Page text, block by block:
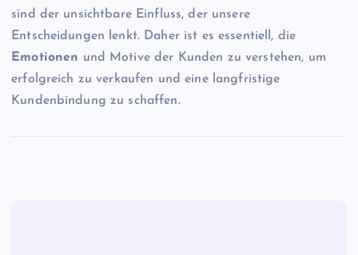
sind der unsichtbare Einfluss, der unsere
Entscheidungen lenkt. Daher ist es essentiell, die
Emotionen und Motive der Kunden zu verstehen, um
erfolgreich zu verkaufen und eine langfristige
Kundenbindung zu schaffen.